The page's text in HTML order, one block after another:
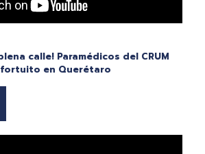
calle! Paramédicos del CRUM
en Querétaro